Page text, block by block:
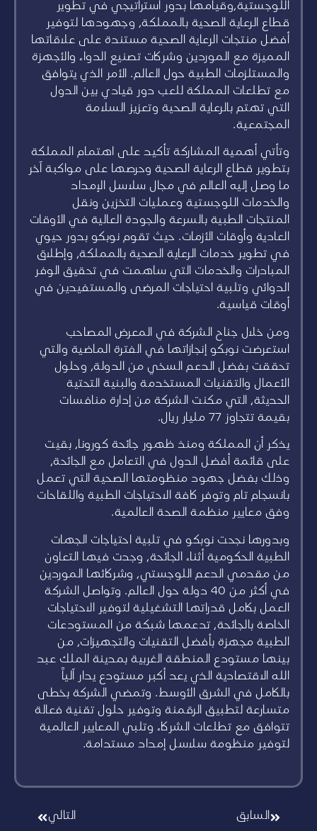
اللوجستية،وقيامها بدور استراتيجي في تطوير
قطاع الرعاية الصحية بالمملكة، وجهودها لتوفير
أفضل منتجات الرعاية الصحية مستندة على علاقاتها
المميزة مع الموردين وشركات تصنيع الدواء والأجهزة
والمستلزمات الطبية حول العالم. الأمر الذي يتوافق
مع تطلعات المملكة للعب دور قيادي بين الدول
التي تهتم بالرعاية الصحية وتعزيز السلامة
المجتمعية.
وتأتي أهمية المشاركة تأكيد على اهتمام المملكة
بتطوير قطاع الرعاية الصحية وحرصها على مواكبة آخر
ما وصل إليه العالم في مجال سلاسل الإمداد
والخدمات اللوجستية وعمليات التخزين ونقل
المنتجات الطبية بالسرعة والجودة العالية في الأوقات
العادية وأوقات الأزمات. حيث تقوم نوبكو بدور حيوي
في تطوير خدمات الرعاية الصحية بالمملكة، وإطلاق
المبادرات والخدمات التي ساهمت في تحقيق الوفر
الدوائي وتلبية احتياجات المرضى والمستفيدين في
أوقات قياسية.
ومن خلال جناح الشركة في المعرض المصاحب
استعرضت نوبكو إنجازاتها في الفترة الماضية والتي
تحققت بفضل الدعم السخي من الدولة، وحلول
الأعمال والتقنيات المستخدمة والبنية التحتية
الحديثة، التي مكنت الشركة من إدارة منافسات
بقيمة تتجاوز 77 مليار ريال.
يذكر أن المملكة ومنذ ظهور جائحة كورونا، بقيت
على قائمة أفضل الدول في التعامل مع الجائحة،
وذلك بفضل جهود منظومتها الصحية التي تعمل
بانسجام تام وتوفر كافة الاحتياجات الطبية واللقاحات
وفق معايير منظمة الصحة العالمية.
وبدورها نجحت نوبكو في تلبية احتياجات الجهات
الطبية الحكومية أثناء الجائحة، وجدت فيها التعاون
من مقدمي الدعم اللوجستي، وشركائها الموردين
في أكثر من 40 دولة حول العالم. وتواصل الشركة
العمل بكامل قدراتها التشغيلية لتوفير الاحتياجات
الخاصة بالجائحة، تدعمها شبكة من المستودعات
الطبية مجهزة بأفضل التقنيات والتجهيزات، من
بينها مستودع المنطقة الغربية بمدينة الملك عبد
الله الاقتصادية الذي يعد أكبر مستودع يدار آلياً
بالكامل في الشرق الأوسط. وتمضي الشركة بخطى
متسارعة لتطبيق الرقمنة وتوفير حلول تقنية فعالة
تتوافق مع تطلعات الشركاء وتلبي المعايير العالمية
لتوفير منظومة سلاسل إمداد مستدامة.
السابق التالي